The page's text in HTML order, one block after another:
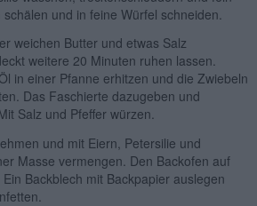
und in feine Würfel schneiden.
weichen Butter und etwas Salz
weitere 20 Minuten ruhen lassen.
in einer Pfanne erhitzen und die Zwiebeln
Das Faschierte dazugeben und
Salz und Pfeffer würzen.
und mit Eiern, Petersilie und
Masse vermengen. Den Backofen auf
Backblech mit Backpapier auslegen